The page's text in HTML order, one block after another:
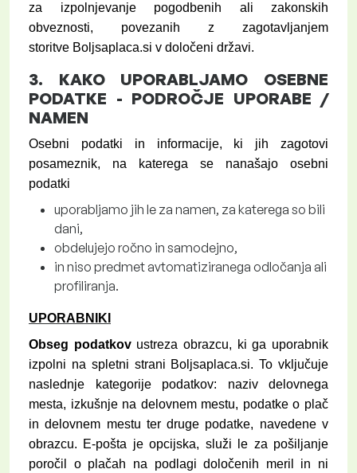
za izpolnjevanje pogodbenih ali zakonskih
obveznosti, povezanih z zagotavljanjem
storitve Boljsaplaca.si v določeni državi.
3. KAKO UPORABLJAMO OSEBNE
PODATKE - PODROČJE UPORABE /
NAMEN
Osebni podatki in informacije, ki jih zagotovi
posameznik, na katerega se nanašajo osebni
podatki
uporabljamo jih le za namen, za katerega so bili
dani,
obdelujejo ročno in samodejno,
in niso predmet avtomatiziranega odločanja ali
profiliranja.
UPORABNIKI
Obseg podatkov ustreza obrazcu, ki ga uporabnik
izpolni na spletni strani Boljsaplaca.si. To vključuje
naslednje kategorije podatkov: naziv delovnega
mesta, izkušnje na delovnem mestu, podatke o plač
in delovnem mestu ter druge podatke, navedene v
obrazcu. E-pošta je opcijska, služi le za pošiljanje
poročil o plačah na podlagi določenih meril in ni